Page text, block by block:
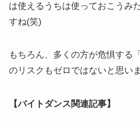
は使えるうちは使っておこうみ
すね(笑)
もちろん、多くの方が危惧する
のリスクもゼロではないと思いま
【バイトダンス関連記事】